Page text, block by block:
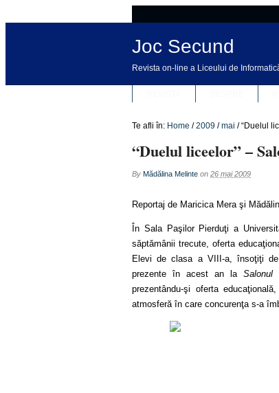
Joc Secund
Revista on-line a Liceului de
Te afli în: Home / 2009 / mai / “Duelul
“Duelul liceelor” –
By Mădălina Melinte on 26 mai 2009
Reportaj de Maricica Mera şi
În Sala Paşilor Pierduţi a
săptămânii trecute, oferta
Elevi de clasa a VIII-a, însoţiţi
prezente în acest an la Salonul
prezentându-şi oferta
atmosferă în care concurenţa s-a